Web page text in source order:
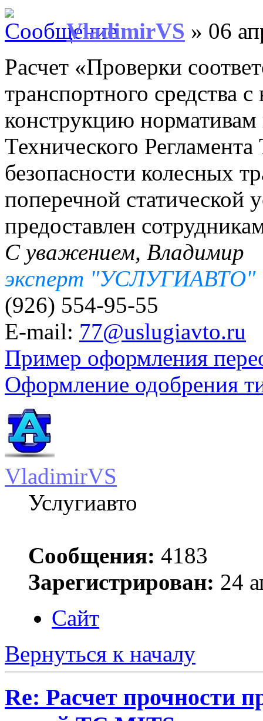
VladimirVS » 06
Расчет «Проверки
транспортного средства
конструкцию
Технического
безопасности колесных
поперечной статической
предоставлен
С уважением, Владимир
эксперт "УСЛУГИАВТО"
(926) 554-95-55
E-mail: 77@uslugiavto.ru
Пример оформления
Оформление одобрения
VladimirVS
Услугиавто
Сообщения: 4183
Зарегистрирован: 24
Сайт
Вернуться к началу
Re: Расчет прочности